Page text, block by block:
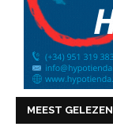
MEEST GELEZEN